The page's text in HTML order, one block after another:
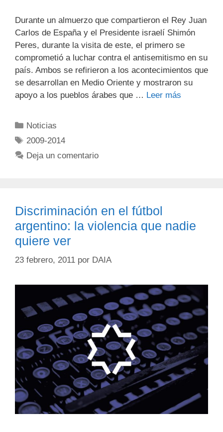
Durante un almuerzo que compartieron el Rey Juan
Carlos de España y el Presidente israelí Shimón
Peres, durante la visita de este, el primero se
comprometió a luchar contra el antisemitismo en su
país. Ambos se refirieron a los acontecimientos que
se desarrollan en Medio Oriente y mostraron su
apoyo a los pueblos árabes que … Leer más
Noticias
2009-2014
Deja un comentario
Discriminación en el fútbol
argentino: la violencia que nadie
quiere ver
23 febrero, 2011 por DAIA